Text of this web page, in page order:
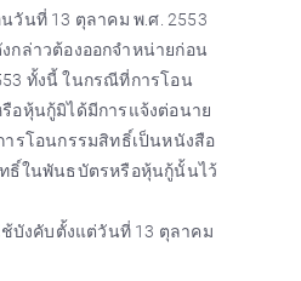
นที่ 13 ตุลาคม พ.ศ. 2553
ล่าวต้องออกจำหน่ายก่อน
ทั้งนี้ ในกรณีที่การโอน
อหุ้นกู้มิได้มีการแจ้งต่อนาย
รโอนกรรมสิทธิ์เป็นหนังสือ
ธิ์ในพันธบัตรหรือหุ้นกู้นั้นไว้
บังคับตั้งแต่วันที่ 13 ตุลาคม